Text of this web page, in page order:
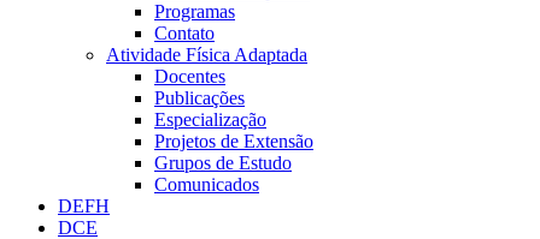
Programas
Contato
Atividade Física Adaptada
Docentes
Publicações
Especialização
Projetos de Extensão
Grupos de Estudo
Comunicados
DEFH
DCE